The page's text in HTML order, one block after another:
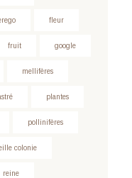
fleur
fruit google
mellifères
plantes
pollinifères
colonie
reine